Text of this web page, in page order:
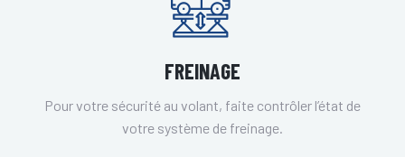
FREINAGE
Pour votre sécurité au volant, faite contrôler l’état de
votre système de freinage.